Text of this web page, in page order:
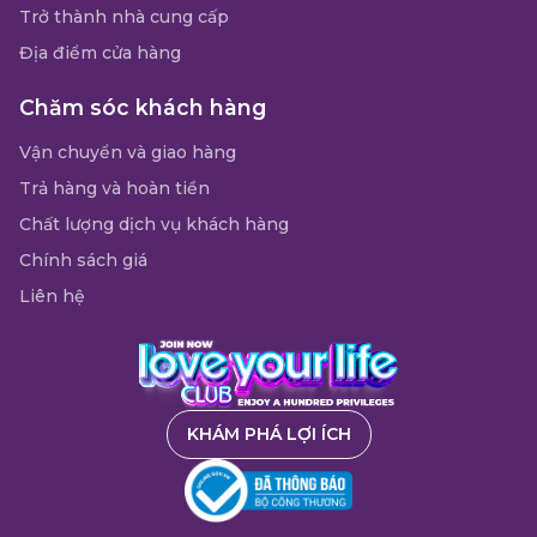
Trở thành nhà cung cấp
Địa điểm cửa hàng
Chăm sóc khách hàng
Vận chuyển và giao hàng
Trả hàng và hoàn tiền
Chất lượng dịch vụ khách hàng
Chính sách giá
Liên hệ
KHÁM PHÁ LỢI ÍCH